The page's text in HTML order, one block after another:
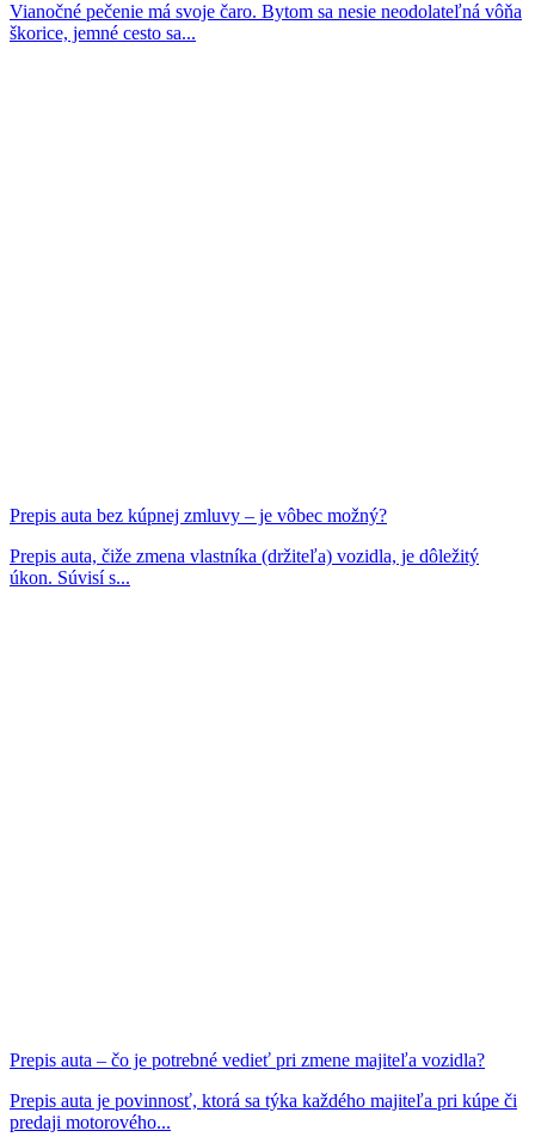
Vianočné pečenie má svoje čaro. Bytom sa nesie neodolateľná vôňa
škorice, jemné cesto sa...
Prepis auta bez kúpnej zmluvy – je vôbec možný?
Prepis auta, čiže zmena vlastníka (držiteľa) vozidla, je dôležitý
úkon. Súvisí s...
Prepis auta – čo je potrebné vedieť pri zmene majiteľa vozidla?
Prepis auta je povinnosť, ktorá sa týka každého majiteľa pri kúpe či
predaji motorového...